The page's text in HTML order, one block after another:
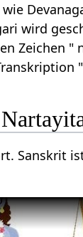
wird
Zeichen "
Sanskrit